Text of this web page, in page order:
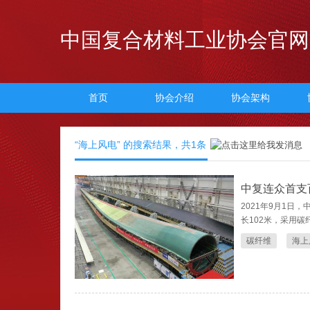
中国复合材料工业协会官网
首页 协会介绍 协会架构
“海上风电” 的搜索结果，共1条
中复连众首
2021年9月1日，
长102米，采用碳
碳纤维 海